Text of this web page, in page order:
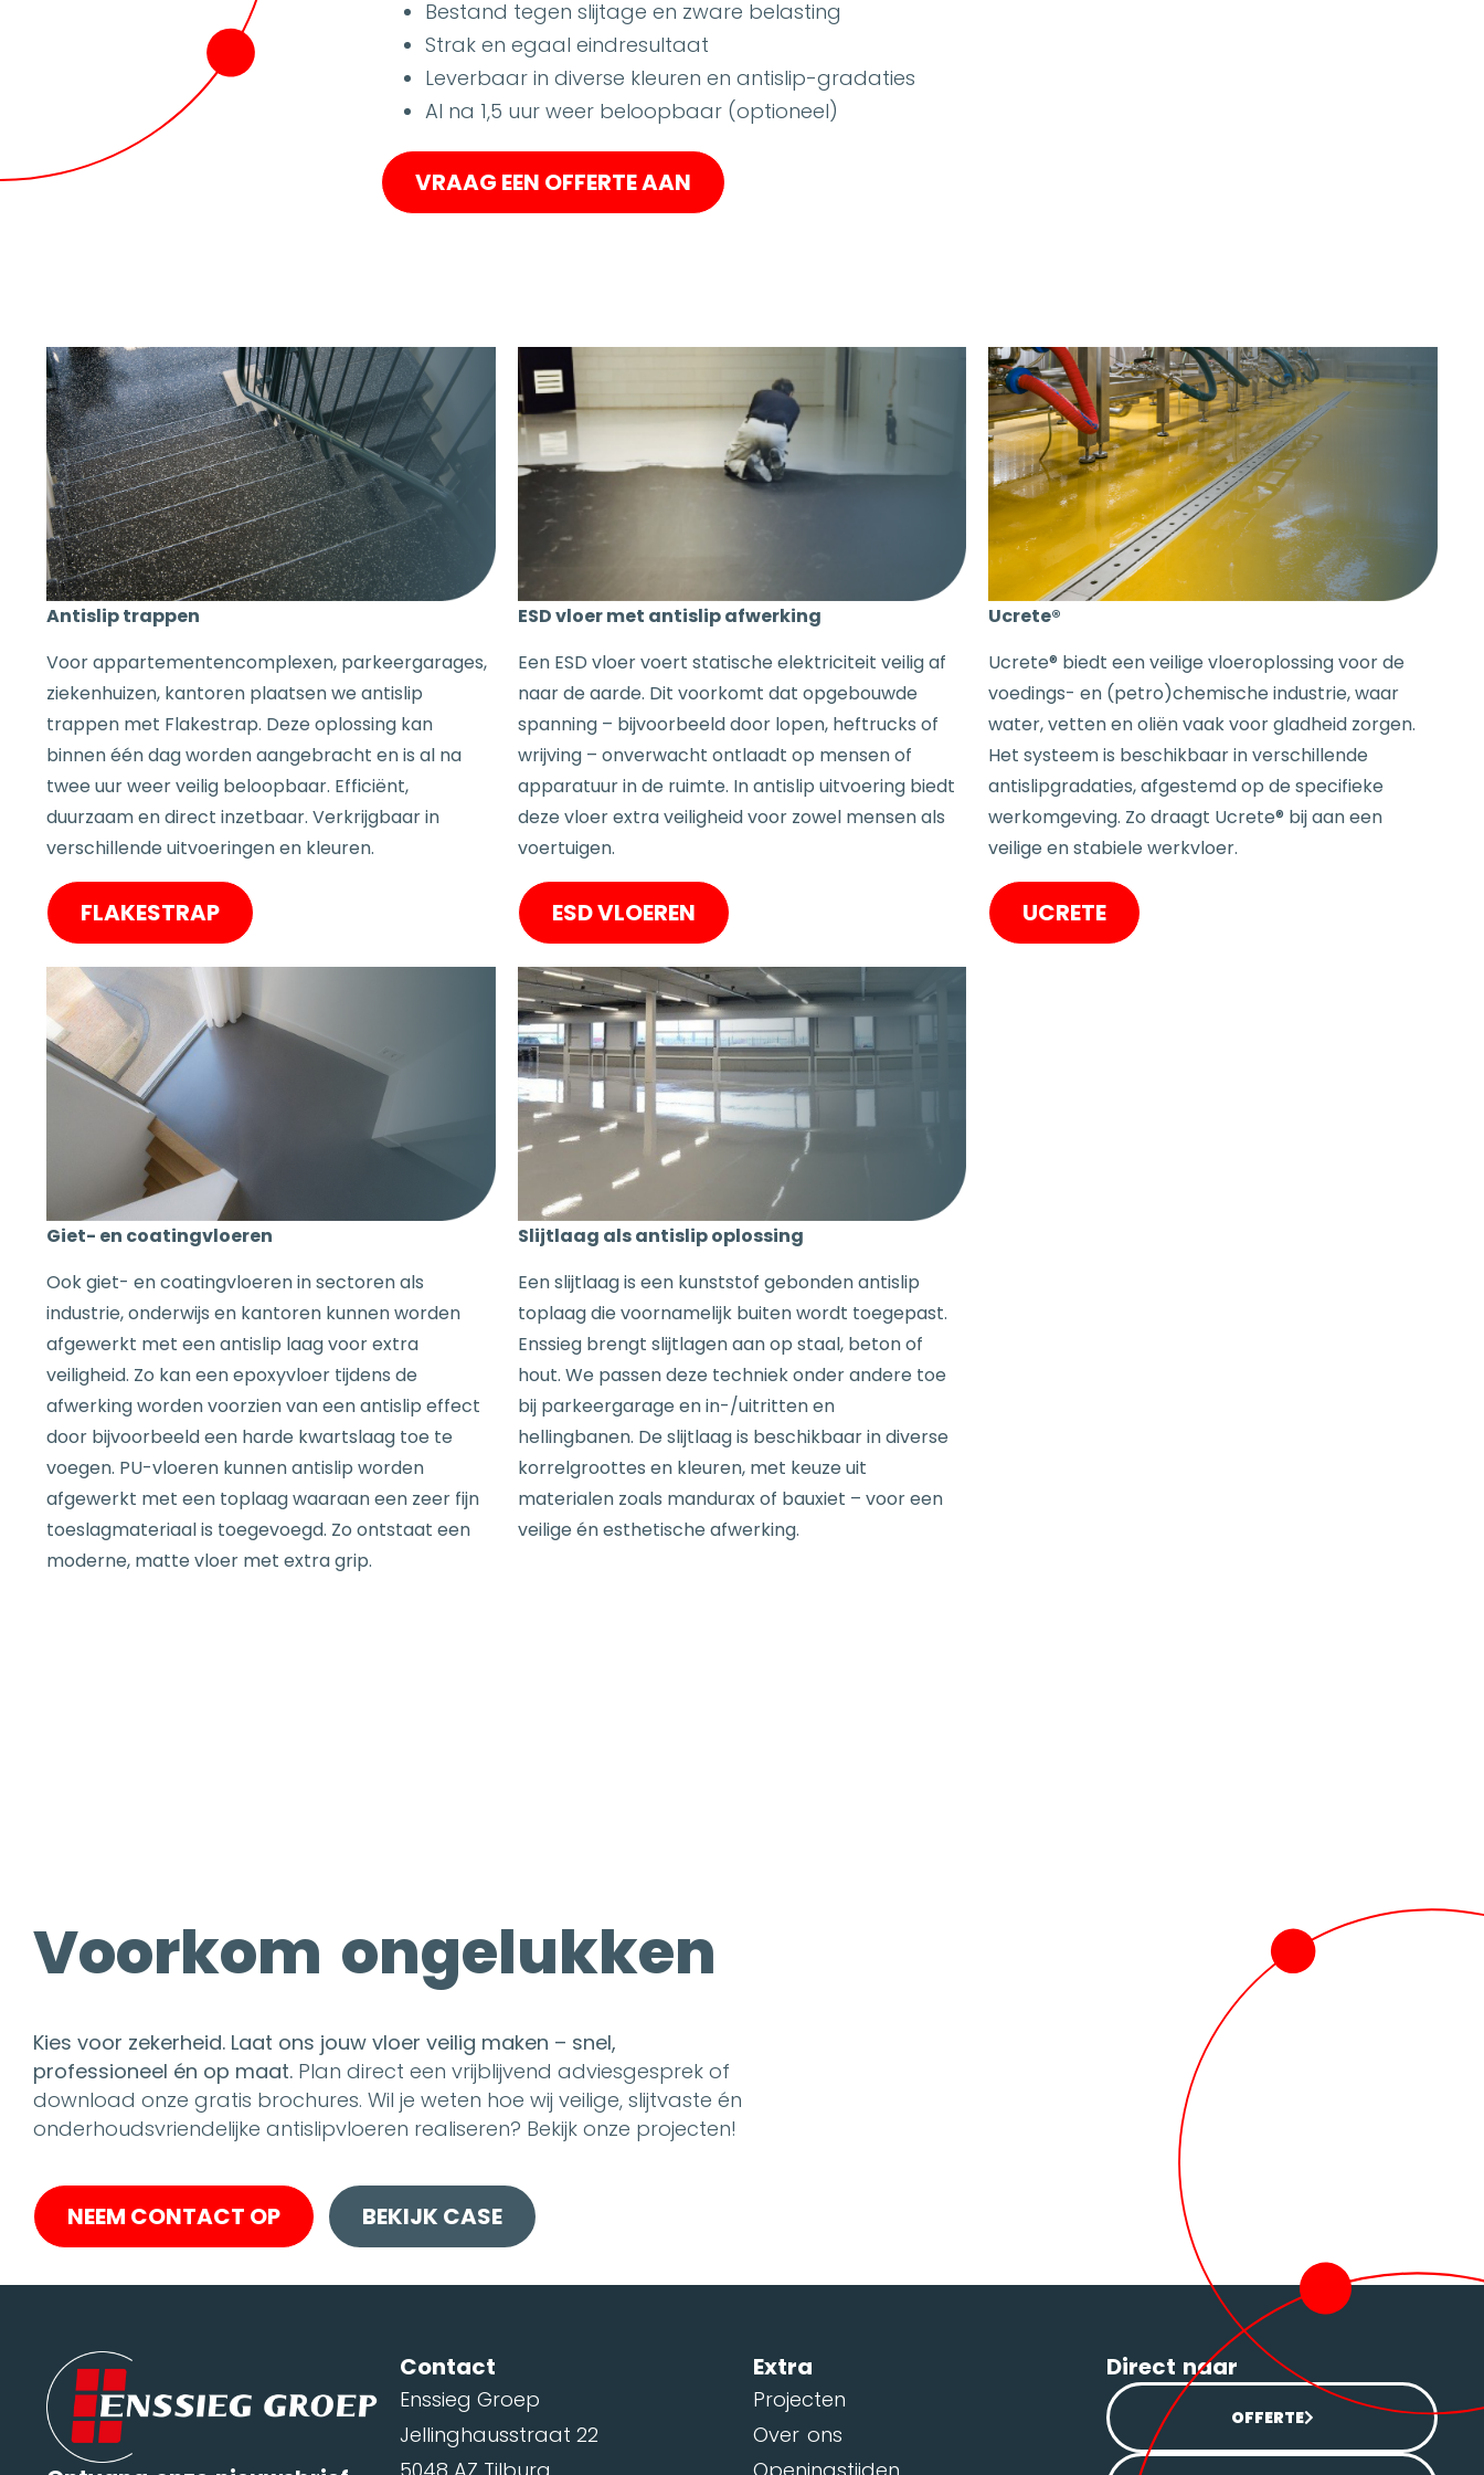
Bestand tegen slijtage en zware belasting
Strak en egaal eindresultaat
Leverbaar in diverse kleuren en antislip-gradaties
Al na 1,5 uur weer beloopbaar (optioneel)
VRAAG EEN OFFERTE AAN
Antislip trappen
Voor appartementencomplexen, parkeergarages,
ziekenhuizen, kantoren plaatsen we antislip
trappen met Flakestrap. Deze oplossing kan
binnen één dag worden aangebracht en is al na
twee uur weer veilig beloopbaar. Efficiënt,
duurzaam en direct inzetbaar. Verkrijgbaar in
verschillende uitvoeringen en kleuren.
FLAKESTRAP
ESD vloer met antislip afwerking
Een ESD vloer voert statische elektriciteit veilig af
naar de aarde. Dit voorkomt dat opgebouwde
spanning – bijvoorbeeld door lopen, heftrucks of
wrijving – onverwacht ontlaadt op mensen of
apparatuur in de ruimte. In antislip uitvoering biedt
deze vloer extra veiligheid voor zowel mensen als
voertuigen.
ESD VLOEREN
Ucrete®
Ucrete® biedt een veilige vloeroplossing voor de
voedings- en (petro)chemische industrie, waar
water, vetten en oliën vaak voor gladheid zorgen.
Het systeem is beschikbaar in verschillende
antislipgradaties, afgestemd op de specifieke
werkomgeving. Zo draagt Ucrete® bij aan een
veilige en stabiele werkvloer.
UCRETE
Giet- en coatingvloeren
Ook giet- en coatingvloeren in sectoren als
industrie, onderwijs en kantoren kunnen worden
afgewerkt met een antislip laag voor extra
veiligheid. Zo kan een epoxyvloer tijdens de
afwerking worden voorzien van een antislip effect
door bijvoorbeeld een harde kwartslaag toe te
voegen. PU-vloeren kunnen antislip worden
afgewerkt met een toplaag waaraan een zeer fijn
toeslagmateriaal is toegevoegd. Zo ontstaat een
moderne, matte vloer met extra grip.
Slijtlaag als antislip oplossing
Een slijtlaag is een kunststof gebonden antislip
toplaag die voornamelijk buiten wordt toegepast.
Enssieg brengt slijtlagen aan op staal, beton of
hout. We passen deze techniek onder andere toe
bij parkeergarage en in-/uitritten en
hellingbanen. De slijtlaag is beschikbaar in diverse
korrelgroottes en kleuren, met keuze uit
materialen zoals mandurax of bauxiet – voor een
veilige én esthetische afwerking.
Voorkom ongelukken
Kies voor zekerheid. Laat ons jouw vloer veilig maken – snel,
professioneel én op maat. Plan direct een vrijblijvend adviesgesprek of
download onze gratis brochures. Wil je weten hoe wij veilige, slijtvaste én
onderhoudsvriendelijke antislipvloeren realiseren? Bekijk onze projecten!
NEEM CONTACT OP BEKIJK CASE
Contact
Enssieg Groep
Jellinghausstraat 22
Extra
Projecten
Over ons
Direct naar
OFFERTE